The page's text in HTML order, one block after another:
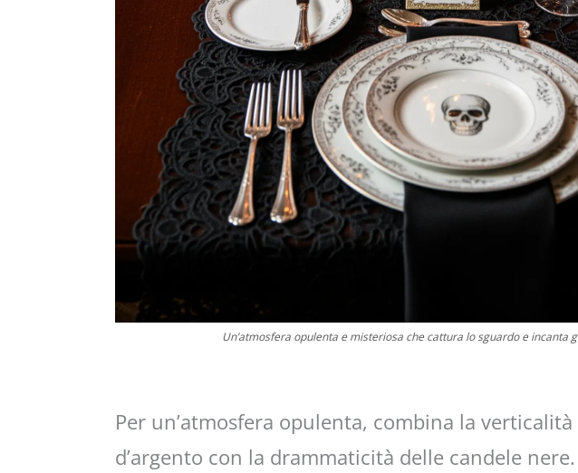
Un’atmosfera opulenta e misteriosa che cattura lo sguardo e incanta
Per un’atmosfera opulenta, combina la
d’argento con la drammaticità delle candele nere.